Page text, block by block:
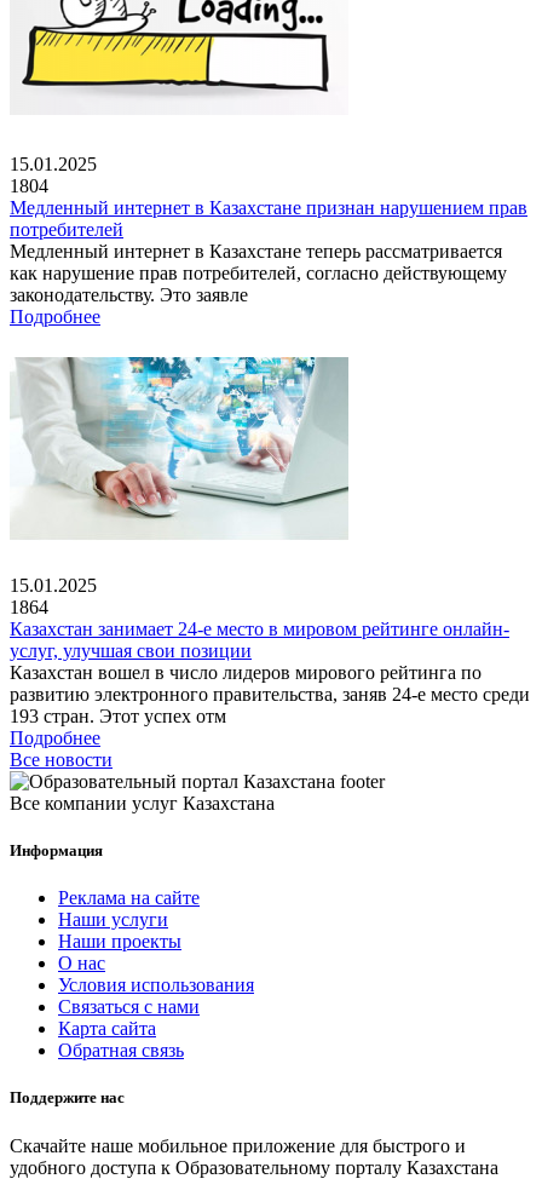
15.01.2025
1804
Медленный интернет в Казахстане признан нарушением прав
потребителей
Медленный интернет в Казахстане теперь рассматривается
как нарушение прав потребителей, согласно действующему
законодательству. Это заявле
Подробнее
15.01.2025
1864
Казахстан занимает 24-е место в мировом рейтинге онлайн-
услуг, улучшая свои позиции
Казахстан вошел в число лидеров мирового рейтинга по
развитию электронного правительства, заняв 24-е место среди
193 стран. Этот успех отм
Подробнее
Все новости
Все компании услуг Казахстана
Информация
Реклама на сайте
Наши услуги
Наши проекты
О нас
Условия использования
Связаться с нами
Карта сайта
Обратная связь
Поддержите нас
Скачайте наше мобильное приложение для быстрого и
удобного доступа к Образовательному порталу Казахстана